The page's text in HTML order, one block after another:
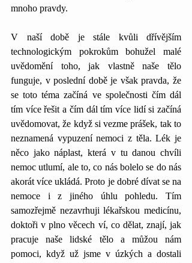
mnoho pravdy.
V naší době je stále kvůli dřívějším
technologickým pokrokům bohužel malé
uvědomění toho, jak vlastně naše tělo
funguje, v poslední době je však pravda, že
se toto téma začíná ve společnosti čím dál
tím více řešit a čím dál tím více lidí si začíná
uvědomovat, že když si vezme prášek, tak to
neznamená vypuzení nemoci z těla. Lék je
něco jako náplast, která v tu danou chvíli
nemoc utlumí, ale to, co nás bolelo se do nás
akorát více ukládá. Proto je dobré dívat se na
nemoce i z jiného úhlu pohledu. Tím
samozřejmě nezavrhuji lékařskou medicínu,
doktoři v plno věcech ví, co dělat, znají, jak
pracuje naše lidské tělo a můžou nám
pomoci, když už jsme v úzkých a dostali